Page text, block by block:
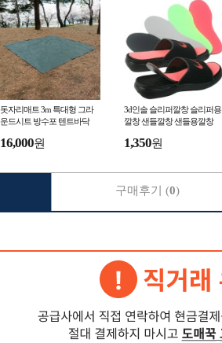
돗자리매트 3m 특대형 그라
운드시트 방수포 텐트바닥
16,000원
3d인솔 슬리퍼깔창 슬리퍼용
깔창 샌들깔창 샌들용깔창
1,350원
구매후기 (0)